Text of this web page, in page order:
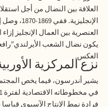
العلاقة بين النضال من أجل
العنصرية بين العمال الإنجليز
يكون نضال الشعب
العكس.
نزع المركزية
يشير أندرسون، فيما يخص
فرادة نمط الإنتاج الآسيوي